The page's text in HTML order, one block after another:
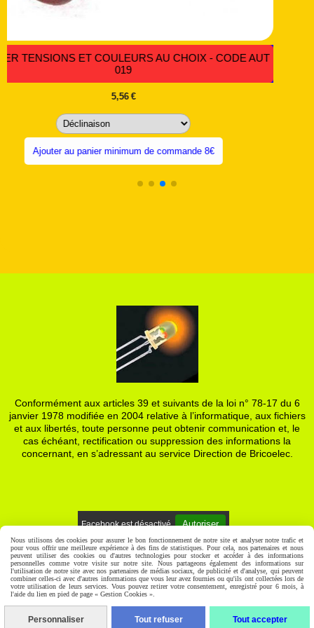
Conformément aux articles 39 et suivants de la loi n° 78-17 du 6
janvier 1978 modifiée en 2004 relative à l’informatique, aux fichiers
et aux libertés, toute personne peut obtenir communication et, le
cas échéant, rectification ou suppression des informations la
concernant, en s’adressant au service Direction de Bricoelec.
Facebook est désactivé. Autoriser
Mentions Légales Gestion cookies Mon Compte
Nous utilisons des cookies pour assurer le bon fonctionnement de notre site et analyser notre trafic et
pour vous offrir une meilleure expérience à des fins de statistiques. Pour cela, nos partenaires et nous
peuvent utiliser des cookies ou d'autres technologies pour stocker et accéder à des informations
personnelles comme votre visite sur notre site. Nous partageons également des informations sur
l'utilisation de notre site avec nos partenaires de médias sociaux, de publicité et d'analyse, qui peuvent
combiner celles-ci avec d'autres informations que vous leur avez fournies ou qu'ils ont collectées lors de
votre utilisation de leurs services. Vous pouvez retirer votre consentement, enregistré pour 6 mois, à
l'aide du lien en pied de page « Gestion Cookies ».
Personnaliser Tout refuser Tout accepter